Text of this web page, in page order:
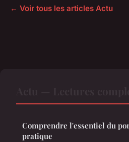
← Voir tous les articles Actu
Comprendre l'essentiel du
pratique